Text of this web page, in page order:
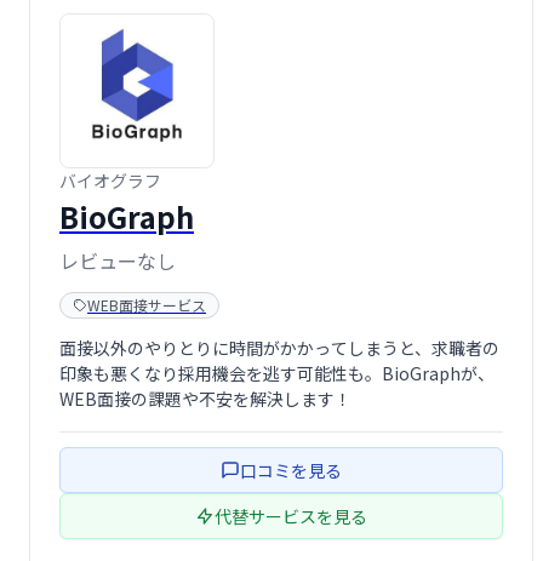
バイオグラフ
BioGraph
レビューなし
WEB面接サービス
面接以外のやりとりに時間がかかってしまうと、求職者の
印象も悪くなり採用機会を逃す可能性も。BioGraphが、
WEB面接の課題や不安を解決します！
口コミを見る
代替サービスを見る